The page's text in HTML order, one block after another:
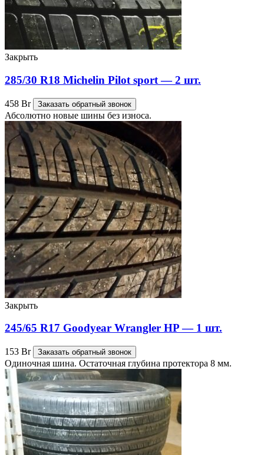
Закрыть
285/30 R18 Michelin Pilot sport — 2 шт.
458 Br Заказать обратный звонок
Абсолютно новые шины без износа.
Закрыть
245/65 R17 Goodyear Wrangler HP — 1 шт.
153 Br Заказать обратный звонок
Одиночная шина. Остаточная глубина протектора 8 мм.